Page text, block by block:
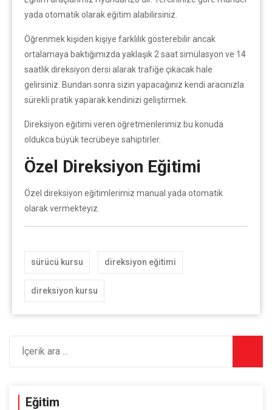
yada otomatik olarak eğitim alabilirsiniz.
Öğrenmek kişiden kişiye farklılık gösterebilir ancak
ortalamaya baktığımızda yaklaşık 2 saat simülasyon ve 14
saatlik direksiyon dersi alarak trafiğe çıkacak hale
gelirsiniz. Bundan sonra sizin yapacağınız kendi aracınızla
sürekli pratik yaparak kendinizi geliştirmek.
Direksiyon eğitimi veren öğretmenlerimiz bu konuda
oldukca büyük tecrübeye sahiptirler.
Özel Direksiyon Eğitimi
Özel direksiyon eğitimlerimiz manual yada otomatik
olarak vermekteyiz.
sürücü kursu direksiyon eğitimi
direksiyon kursu
Eğitim